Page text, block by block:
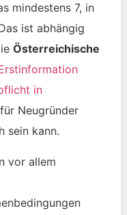
mindestens 7, in
ist abhängig
Österreichische
in
Neugründer
sein kann.
vor allem